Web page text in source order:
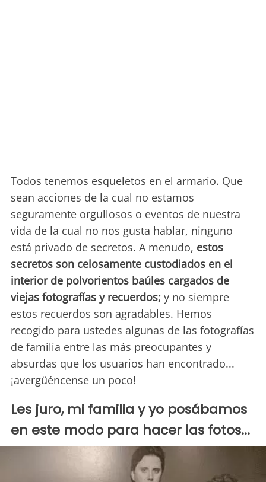
Todos tenemos esqueletos en el armario. Que
sean acciones de la cual no estamos
seguramente orgullosos o eventos de nuestra
vida de la cual no nos gusta hablar, ninguno
está privado de secretos. A menudo, estos
secretos son celosamente custodiados en el
interior de polvorientos baúles cargados de
viejas fotografías y recuerdos; y no siempre
estos recuerdos son agradables. Hemos
recogido para ustedes algunas de las fotografías
de familia entre las más preocupantes y
absurdas que los usuarios han encontrado...
¡avergüéncense un poco!
Les juro, mi familia y yo posábamos
en este modo para hacer las fotos...